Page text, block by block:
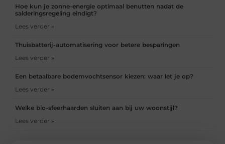
Hoe kun je zonne-energie optimaal benutten nadat de
salderingsregeling eindigt?
Lees verder »
Thuisbatterij-automatisering voor betere besparingen
Lees verder »
Een betaalbare bodemvochtsensor kiezen: waar let je op?
Lees verder »
Welke bio-sfeerhaarden sluiten aan bij uw woonstijl?
Lees verder »